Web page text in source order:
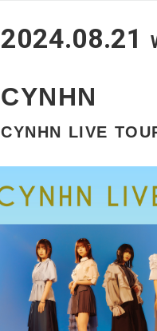
2024.08.21
CYNHN
CYNHN LIVE